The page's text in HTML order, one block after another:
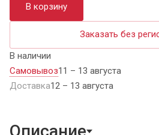
В корзину
Заказать без
В наличии
Самовывоз11 – 13 августа
Доставка12 – 13 августа
Описание